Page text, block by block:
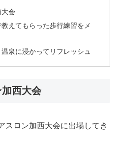
会
えてもらった歩行練習をメ
泉に浸かってリフレッシュ
西大会
スロン加西大会に出場してき